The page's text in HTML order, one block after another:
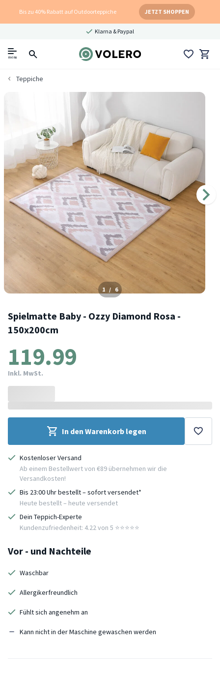
Bis zu 40% Rabatt auf Outdoorteppiche JETZT SHOPPEN
Klarna & Paypal
menu
Teppiche
1 / 6
Spielmatte Baby - Ozzy Diamond Rosa -
150x200cm
119.99
Inkl. MwSt.
In den Warenkorb legen
Kostenloser Versand
Ab einem Bestellwert von €89 übernehmen wir die
Versandkosten!
Bis 23:00 Uhr bestellt – sofort versendet*
Heute bestellt – heute versendet
Dein Teppich-Experte
Kundenzufriedenheit: 4.22 von 5 ⭐️⭐️⭐️⭐️⭐️
Vor - und Nachteile
Waschbar
Allergikerfreundlich
Fühlt sich angenehm an
Kann nicht in der Maschine gewaschen werden